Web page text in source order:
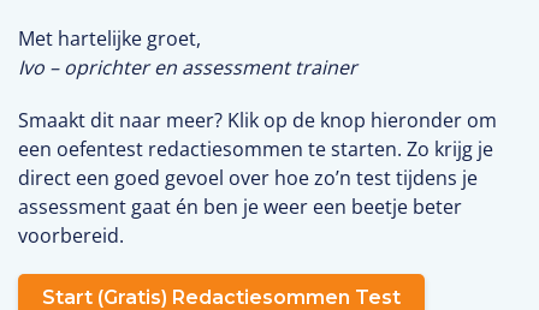
Met hartelijke groet,
Ivo – oprichter en assessment trainer
Smaakt dit naar meer? Klik op de knop hieronder om
een oefentest redactiesommen te starten. Zo krijg je
direct een goed gevoel over hoe zo’n test tijdens je
assessment gaat én ben je weer een beetje beter
voorbereid.
Start (gratis) Redactiesommen Test